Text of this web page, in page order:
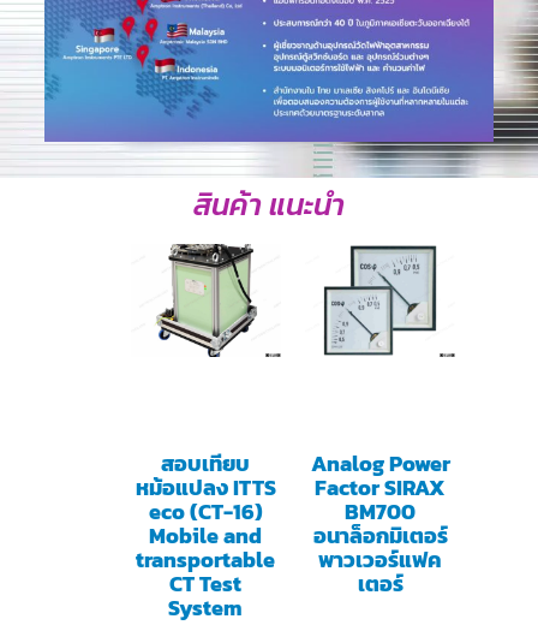
สินค้า แนะนำ
สอบเทียบ
หม้อแปลง ITTS
eco (CT-16)
Mobile and
transportable
CT Test
System
Analog Power
Factor SIRAX
BM700
อนาล็อกมิเตอร์
พาวเวอร์แฟค
เตอร์